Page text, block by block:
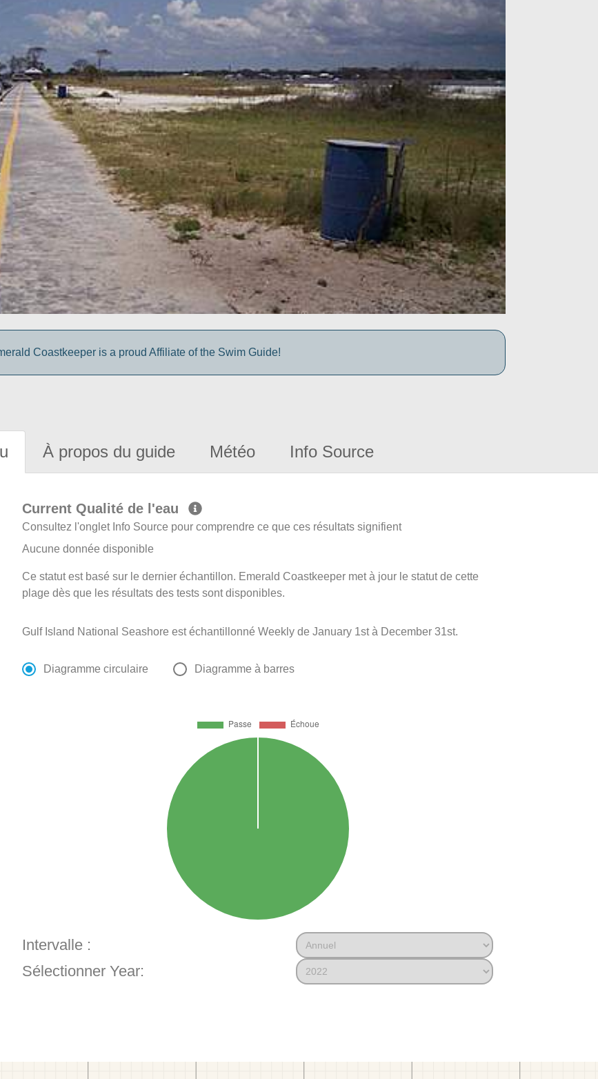
Coastkeeper is a proud Affiliate of the Swim Guide!
À propos du guide Météo Info Source
Current Qualité de l'eau
Consultez l'onglet Info Source pour comprendre ce que ces résultats signifient
Aucune donnée disponible
Ce statut est basé sur le dernier échantillon. Emerald Coastkeeper met à jour le statut de cette
plage dès que les résultats des tests sont disponibles.
Gulf Island National Seashore est échantillonné Weekly de January 1st à December 31st.
Diagramme circulaire Diagramme à barres
Intervalle :
Sélectionner Year: